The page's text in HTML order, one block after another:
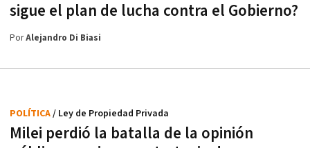
sigue el plan de lucha contra el Gobierno?
PorAlejandro Di Biasi
Milei perdió la batalla de la opinión
POLÍTICA/ Ley de Propiedad Privada